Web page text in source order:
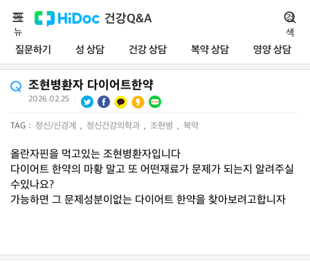
건강Q&A
질문하기 성 상담 건강 상담 복약 상담 영양 상담
메
뉴
검
색
조현병환자 다이어트한약
2026.02.25
TAG : 정신/신경계 , 정신건강의학과 , 조현병 , 복약
올란자핀을 먹고있는 조현병환자입니다
다이어트 한약의 마황 말고 또 어떤재료가 문제가 되는지 알려주실
수있나요?
가능하면 그 문제성분이없는 다이어트 한약을 찾아보려고합니자